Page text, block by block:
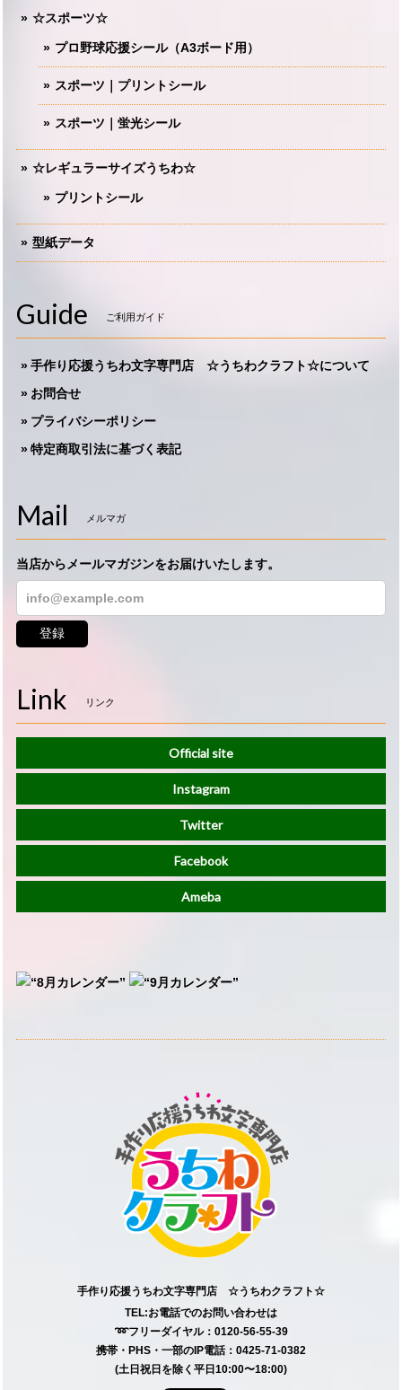
☆スポーツ☆
プロ野球応援シール（A3ボード用）
スポーツ｜プリントシール
スポーツ｜蛍光シール
☆レギュラーサイズうちわ☆
プリントシール
型紙データ
Guide ご利用ガイド
手作り応援うちわ文字専門店 ☆うちわクラフト☆について
お問合せ
プライバシーポリシー
特定商取引法に基づく表記
Mail メルマガ
当店からメールマガジンをお届けいたします。
登録
Link リンク
Official site
Instagram
Twitter
Facebook
Ameba
手作り応援うちわ文字専門店 ☆うちわクラフト☆
TEL:お電話でのお問い合わせは
➿フリーダイヤル：0120-56-55-39
携帯・PHS・一部のIP電話：0425-71-0382
(土日祝日を除く平日10:00〜18:00)